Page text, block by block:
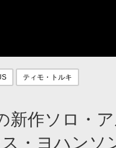
ティモ・トルキ
作ソロ・
・ヨハンソ